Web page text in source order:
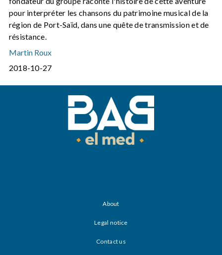
pour interpréter les chansons du patrimoine musical de la
région de Port-Saïd, dans une quête de transmission et de
résistance.
Martin Roux
2018-10-27
About
Legal notice
Contact us